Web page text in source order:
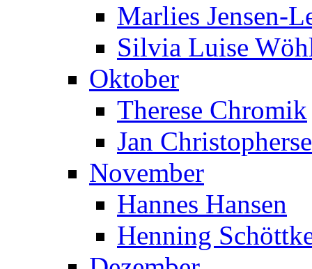
Marlies Jensen-
Silvia Luise
Oktober
Therese Chromik
Jan
November
Hannes Hansen
Henning